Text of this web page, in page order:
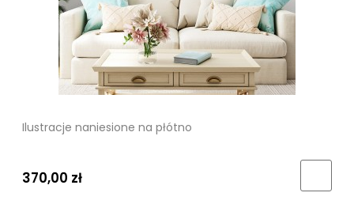
Ilustracje naniesione na płótno
370,00 zł